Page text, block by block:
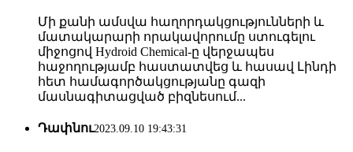
Մի քանի ամսվա հաղորդակցությունների և
մատակարարի որակավորումը ստուգելու
միջոցով Hydroid Chemical-ը վերջապես
հաջողությամբ հաստատվեց և հասավ Լինդի
հետ համագործակցությանը գազի
մասնագիտացված բիզնեսում...
Դափնու2023.09.10 19:43:31